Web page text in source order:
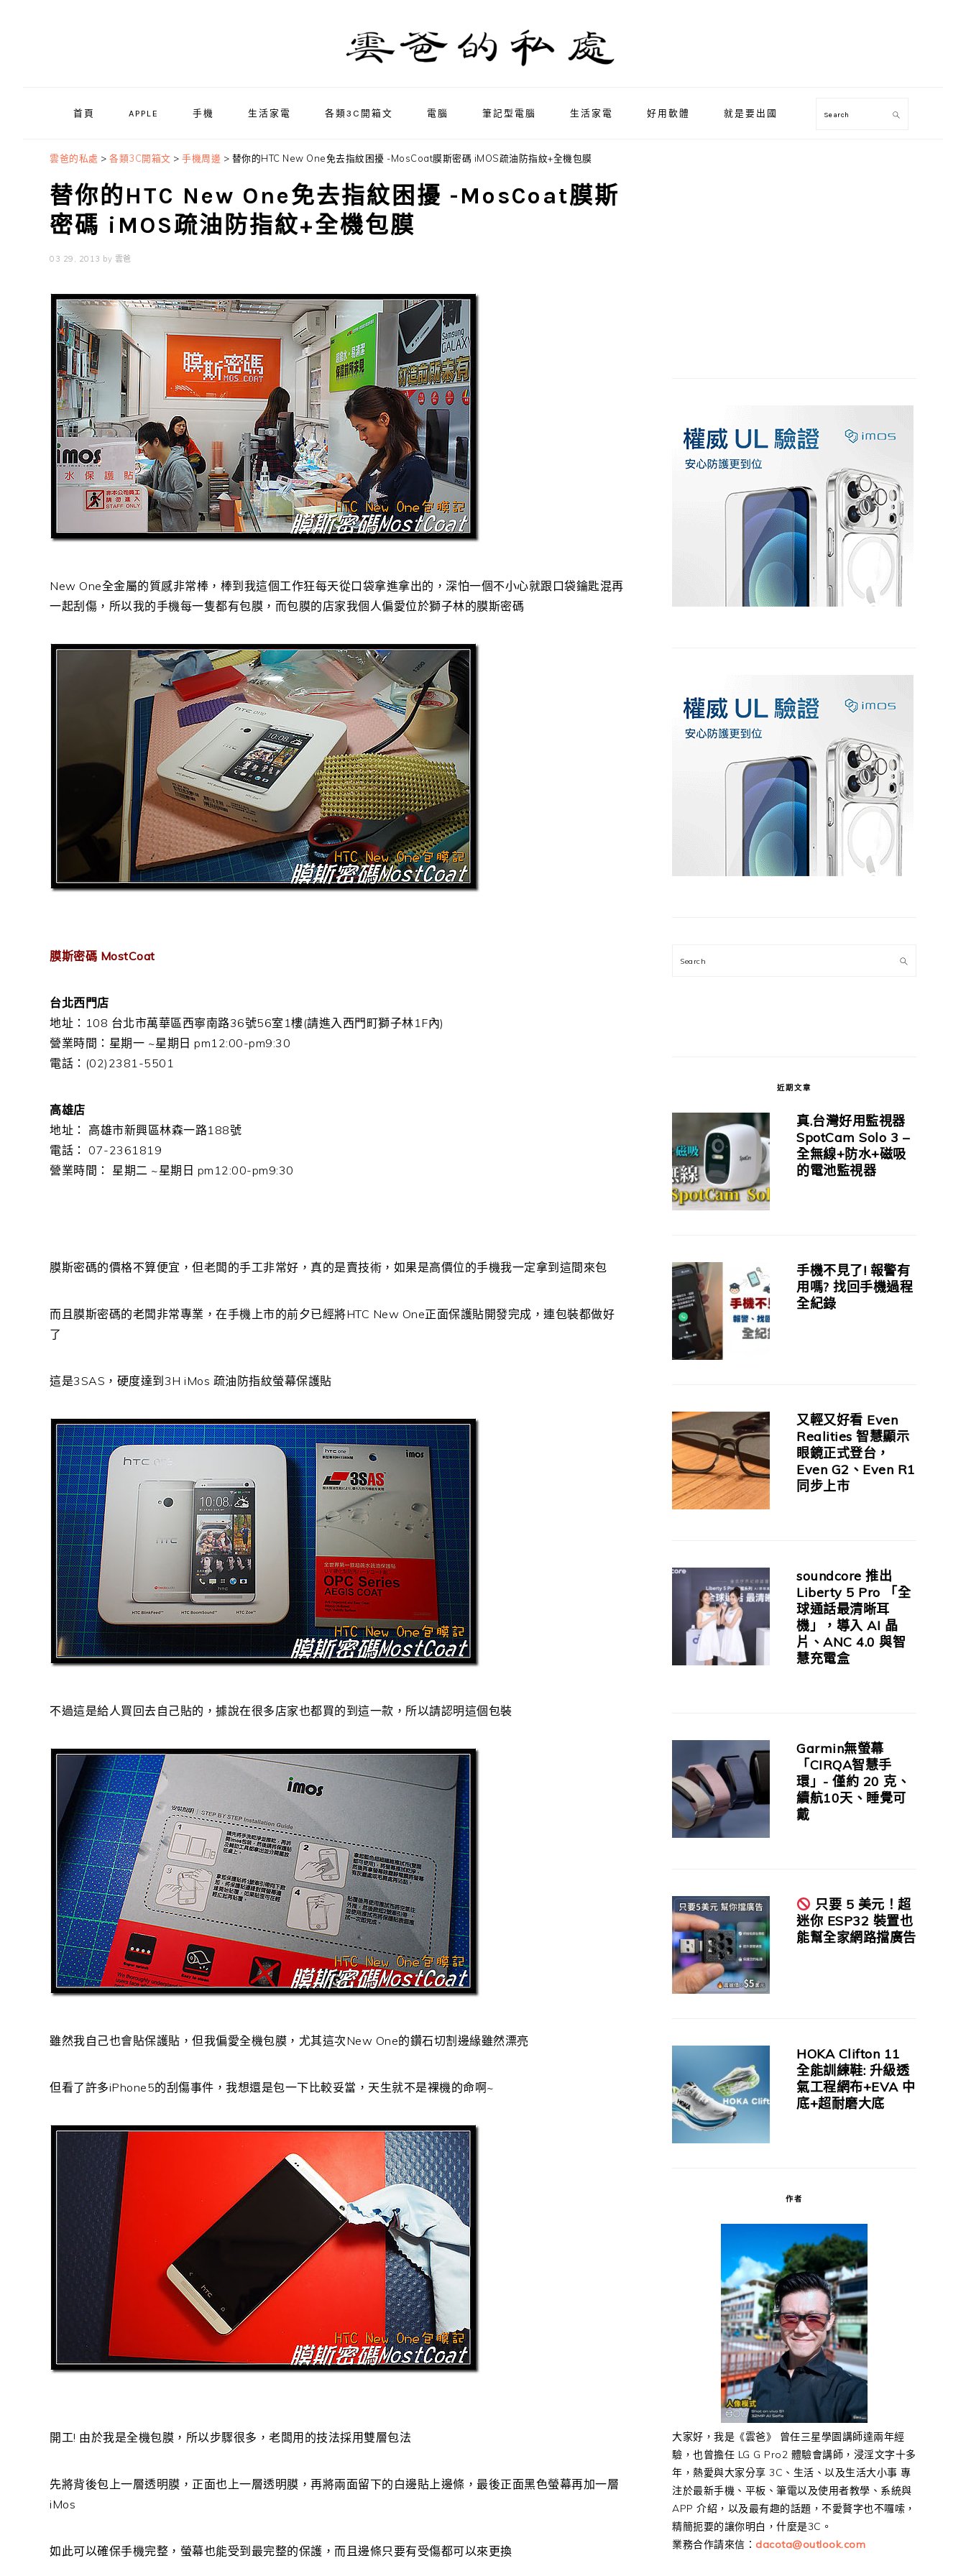
首頁 APPLE 手機 生活家電 各類3C開箱文 電腦 筆記型電腦 生活家電 好用軟體 就是要出國 Search
雲爸的私處 > 各類3C開箱文 > 手機周邊 > 替你的HTC New One免去指紋困擾 -MosCoat膜斯密碼 iMOS疏油防指紋+全機包膜
替你的HTC New One免去指紋困擾 -MosCoat膜斯
密碼 iMOS疏油防指紋+全機包膜
03 29, 2013 by 雲爸
New One全金屬的質感非常棒，棒到我這個工作狂每天從口袋拿進拿出的，深怕一個不小心就跟口袋鑰匙混再
一起刮傷，所以我的手機每一隻都有包膜，而包膜的店家我個人偏愛位於獅子林的膜斯密碼
膜斯密碼 MostCoat
台北西門店
地址：108 台北市萬華區西寧南路36號56室1樓(請進入西門町獅子林1F內)
營業時間：星期一 ~星期日 pm12:00-pm9:30
電話：(02)2381-5501
高雄店
地址： 高雄市新興區林森一路188號
電話： 07-2361819
營業時間： 星期二 ~星期日 pm12:00-pm9:30
膜斯密碼的價格不算便宜，但老闆的手工非常好，真的是賣技術，如果是高價位的手機我一定拿到這間來包
而且膜斯密碼的老闆非常專業，在手機上市的前夕已經將HTC New One正面保護貼開發完成，連包裝都做好
了
這是3SAS，硬度達到3H iMos 疏油防指紋螢幕保護貼
不過這是給人買回去自己貼的，據說在很多店家也都買的到這一款，所以請認明這個包裝
雖然我自己也會貼保護貼，但我偏愛全機包膜，尤其這次New One的鑽石切割邊緣雖然漂亮
但看了許多iPhone5的刮傷事件，我想還是包一下比較妥當，天生就不是裸機的命啊~
開工! 由於我是全機包膜，所以步驟很多，老闆用的技法採用雙層包法
先將背後包上一層透明膜，正面也上一層透明膜，再將兩面留下的白邊貼上邊條，最後正面黑色螢幕再加一層
iMos
如此可以確保手機完整，螢幕也能受到最完整的保護，而且邊條只要有受傷都可以來更換
Search
近期文章
真.台灣好用監視器
SpotCam Solo 3 –
全無線+防水+磁吸
的電池監視器
手機不見了! 報警有
用嗎? 找回手機過程
全紀錄
又輕又好看 Even
Realities 智慧顯示
眼鏡正式登台，
Even G2、Even R1
同步上市
soundcore 推出
Liberty 5 Pro 「全
球通話最清晰耳
機」，導入 AI 晶
片、ANC 4.0 與智
慧充電盒
Garmin無螢幕
「CIRQA智慧手
環」- 僅約 20 克、
續航10天、睡覺可
戴
只要 5 美元！超
迷你 ESP32 裝置也
能幫全家網路擋廣告
HOKA Clifton 11
全能訓練鞋: 升級透
氣工程網布+EVA 中
底+超耐磨大底
作者
大家好，我是《雲爸》 曾任三星學園講師達兩年經
驗，也曾擔任 LG G Pro2 體驗會講師，浸淫文字十多
年，熱愛與大家分享 3C、生活、以及生活大小事 專
注於最新手機、平板、筆電以及使用者教學、系統與
APP 介紹，以及最有趣的話題，不愛贅字也不囉嗦，
精簡扼要的讓你明白，什麼是3C。
業務合作請來信： dacota@outlook.com